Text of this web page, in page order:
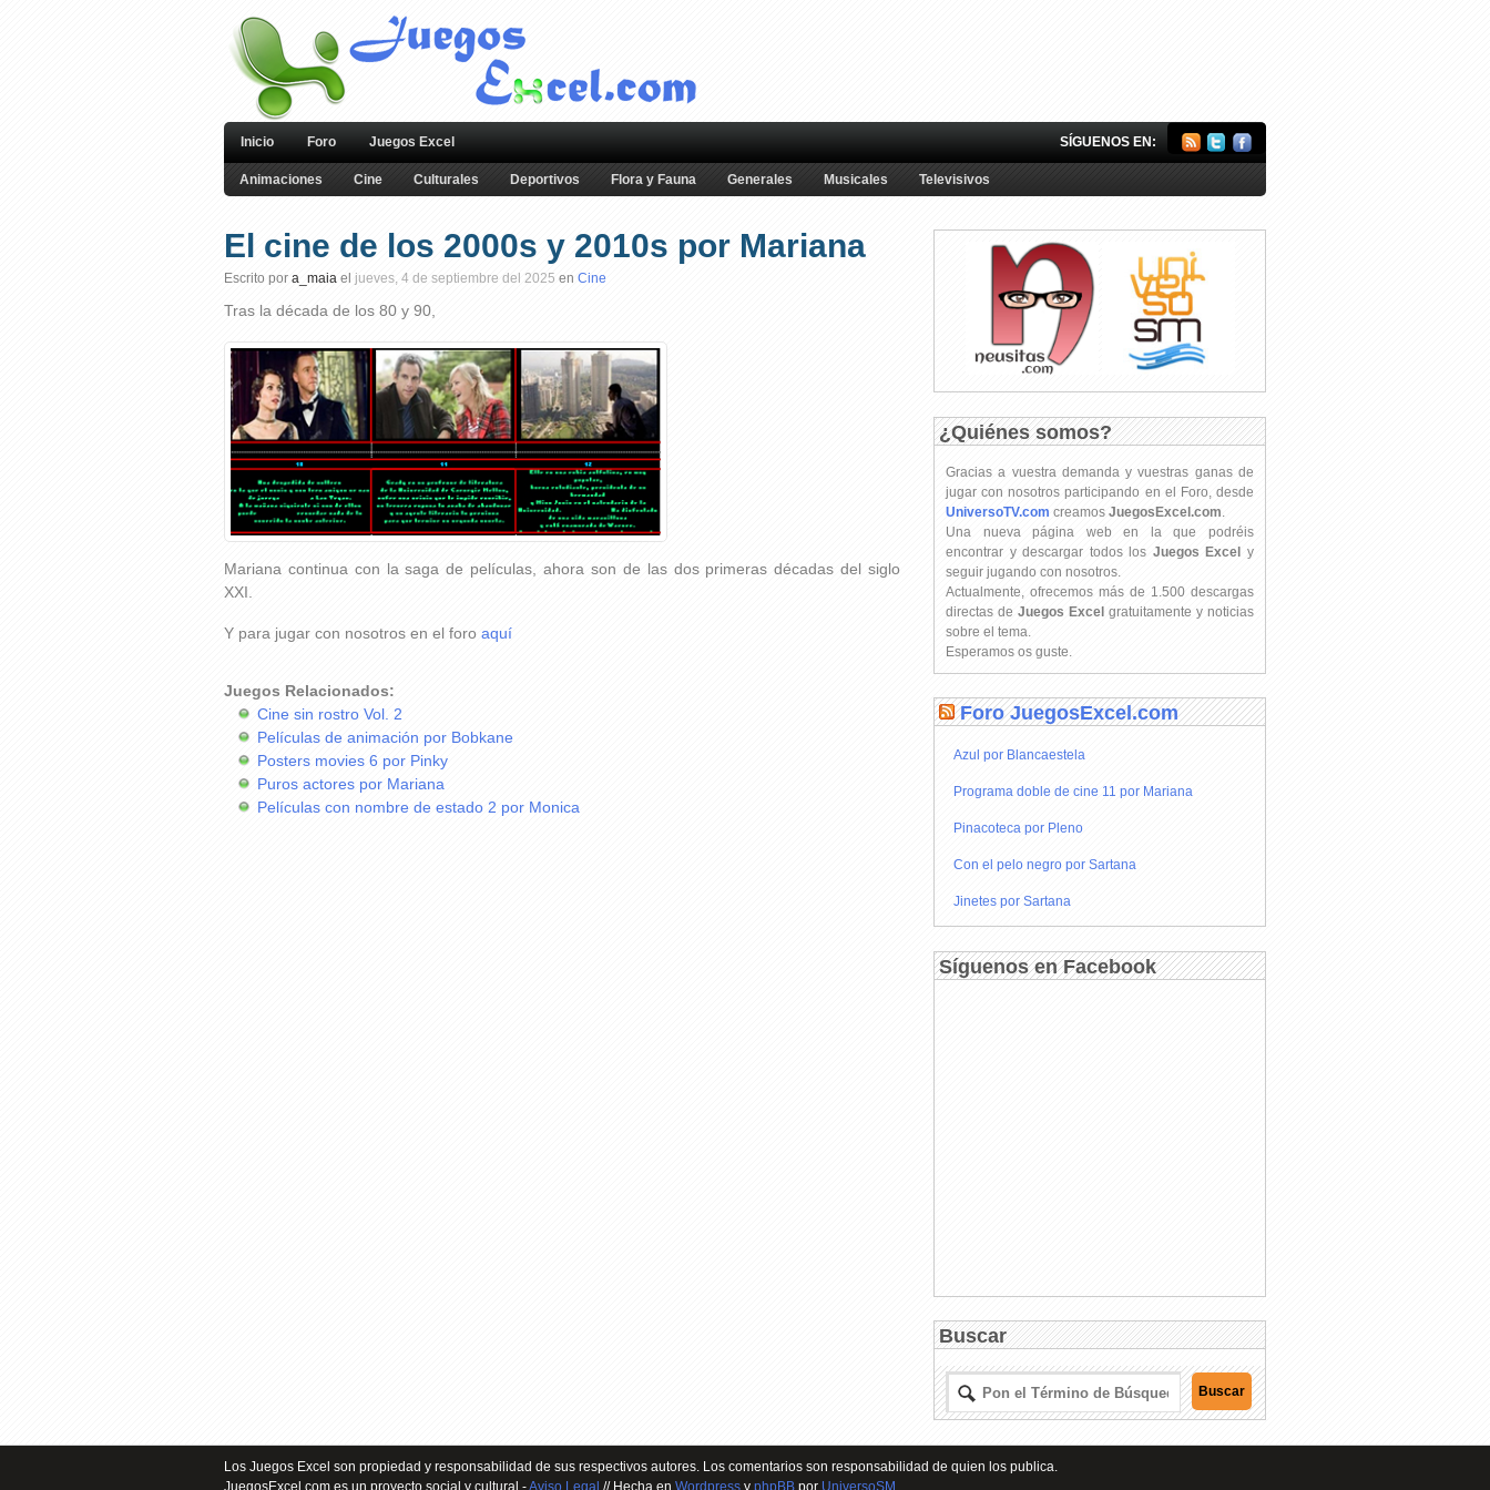
Inicio Foro Juegos Excel SÍGUENOS EN:
Animaciones Cine Culturales Deportivos Flora y Fauna Generales Musicales Televisivos
El cine de los 2000s y 2010s por Mariana
Escrito por a_maia el jueves, 4 de septiembre del 2025 en Cine
Tras la década de los 80 y 90,
Mariana continua con la saga de películas, ahora son de las dos primeras décadas del siglo
XXI.
Y para jugar con nosotros en el foro aquí
Juegos Relacionados:
Cine sin rostro Vol. 2
Películas de animación por Bobkane
Posters movies 6 por Pinky
Puros actores por Mariana
Películas con nombre de estado 2 por Monica
¿Quiénes somos?
Gracias a vuestra demanda y vuestras ganas de
jugar con nosotros participando en el Foro, desde
UniversoTV.com creamos JuegosExcel.com
Una nueva página web en la que podréis
encontrar y descargar todos los Juegos Excel y
seguir jugando con nosotros.
Actualmente, ofrecemos más de 1.500 descargas
directas de Juegos Excel gratuitamente y noticias
sobre el tema.
Esperamos os guste.
Foro JuegosExcel.com
Azul por Blancaestela
Programa doble de cine 11 por Mariana
Pinacoteca por Pleno
Con el pelo negro por Sartana
Jinetes por Sartana
Síguenos en Facebook
Buscar
Los Juegos Excel son propiedad y responsabilidad de sus respectivos autores. Los comentarios son responsabilidad de quien los publica.
JuegosExcel.com es un proyecto social y cultural -Aviso Legal // Hecha en Wordpress y phpBB por UniversoSM